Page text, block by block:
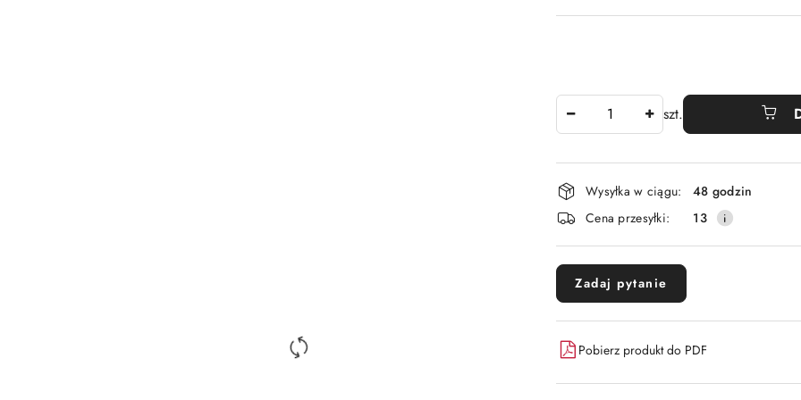
szt.
Dostępność
i
dostawa
Wysyłka w ciągu:
48 godzin
Cena przesyłki:
13
Zadaj pytanie
Pobierz produkt do PDF